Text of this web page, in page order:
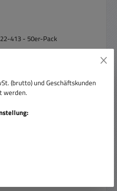
222-413 - 50er-Pack
(brutto) und Geschäftskunden
werden.